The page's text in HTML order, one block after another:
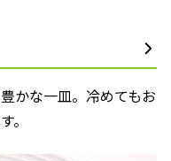
かな一皿。冷めてもお
。